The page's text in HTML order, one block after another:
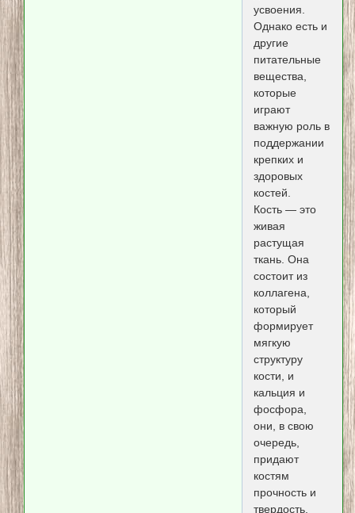
усвоения.
Однако есть и
другие
питательные
вещества,
которые
играют
важную роль в
поддержании
крепких и
здоровых
костей.
Кость — это
живая
растущая
ткань. Она
состоит из
коллагена,
который
формирует
мягкую
структуру
кости, и
кальция и
фосфора,
они, в свою
очередь,
придают
костям
прочность и
твердость.